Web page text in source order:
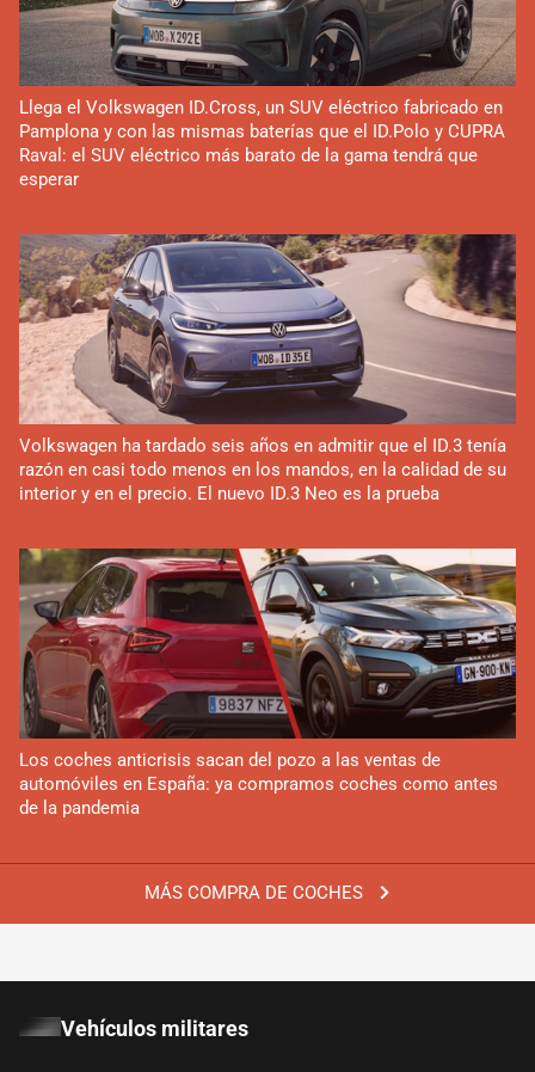
MÁS COMPRA DE COCHES
Llega el Volkswagen ID.Cross, un SUV eléctrico fabricado en
Pamplona y con las mismas baterías que el ID.Polo y CUPRA
Raval: el SUV eléctrico más barato de la gama tendrá que
esperar
Volkswagen ha tardado seis años en admitir que el ID.3 tenía
razón en casi todo menos en los mandos, en la calidad de su
interior y en el precio. El nuevo ID.3 Neo es la prueba
Los coches anticrisis sacan del pozo a las ventas de
automóviles en España: ya compramos coches como antes
de la pandemia
Vehículos militares